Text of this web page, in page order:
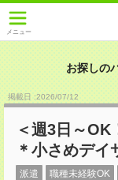
メニュー
お探しの
掲載日 :2026/07/12
＜週3日～
＊小さめデイ
派遣 職種未経験OK